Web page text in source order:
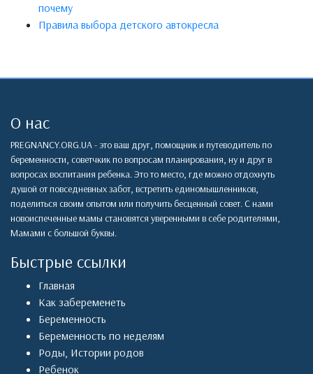
почему
Правила выбора детского автокресла
О нас
PREGNANCY.ORG.UA - это ваш друг, помощник и путеводитель по
беременности, советчкик по вопросам планирования, ну и друг в
вопросах воспитания ребенка. Это то место, где можно отдохнуть
душой от повседневных забот, встретить единомышленников,
поделиться своим опытом или получить бесценный совет. С нами
новоиспеченные мамы становятся уверенными в себе родителями,
Мамами с большой буквы.
Быстрые ссылки
Главная
Как забеременеть
Беременность
Беременность по неделям
Роды, Истории родов
Ребенок